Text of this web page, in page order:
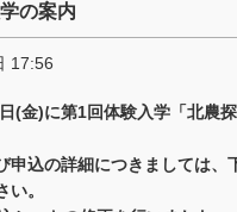
の案内
17:56
(金)に第1回体験入学「北農
申込の詳細につきましては、
い。